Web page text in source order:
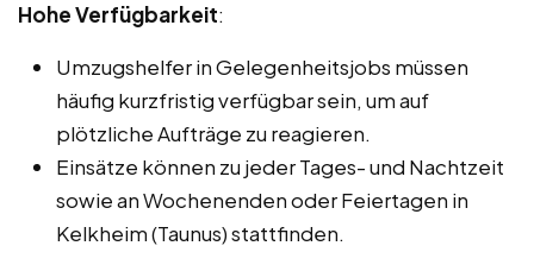
Hohe Verfügbarkeit:
Umzugshelfer in Gelegenheitsjobs müssen
häufig kurzfristig verfügbar sein, um auf
plötzliche Aufträge zu reagieren.
Einsätze können zu jeder Tages- und Nachtzeit
sowie an Wochenenden oder Feiertagen in
Kelkheim (Taunus) stattfinden.